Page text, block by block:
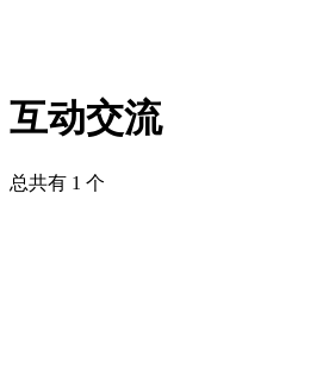
互动交流
总共有 1 个